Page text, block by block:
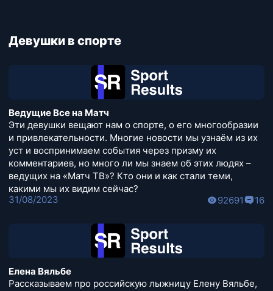
Девушки в спорте
Ведущие Все на Матч
Эти девушки вещают нам о спорте, о его многообразии
и привлекательности. Многие новости мы узнаём из их
уст и воспринимаем события через призму их
комментариев, но много ли мы знаем об этих людях –
ведущих на «Матч ТВ»? Кто они и как стали теми,
какими мы их видим сейчас?
31/08/2023
92691 16
Елена Вяльбе
Рассказываем про российскую лыжницу Елену Вяльбе,